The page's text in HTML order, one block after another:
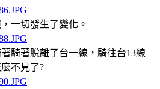
一切發生了變化。
騎著脫離了台一線，騎往台13線
不見了?